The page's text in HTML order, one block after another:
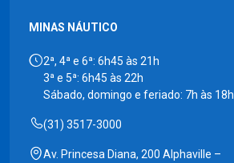
MINAS NÁUTICO
2ª, 4ª e 6ª: 6h45 às 21h
3ª e 5ª: 6h45 às 22h
Sábado, domingo e feriado: 7h às 18h
(31) 3517-3000
Av. Princesa Diana, 200 Alphaville –